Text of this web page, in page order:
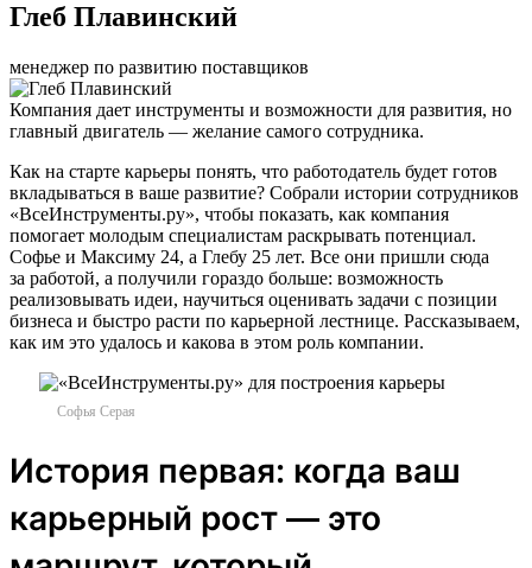
Глеб Плавинский
менеджер по развитию поставщиков
Компания дает инструменты и возможности для развития, но
главный двигатель — желание самого сотрудника.
Как на старте карьеры понять, что работодатель будет готов
вкладываться в ваше развитие? Собрали истории сотрудников
«ВсеИнструменты.ру», чтобы показать, как компания
помогает молодым специалистам раскрывать потенциал.
Софье и Максиму 24, а Глебу 25 лет. Все они пришли сюда
за работой, а получили гораздо больше: возможность
реализовывать идеи, научиться оценивать задачи с позиции
бизнеса и быстро расти по карьерной лестнице. Рассказываем,
как им это удалось и какова в этом роль компании.
Софья Серая
История первая: когда ваш
карьерный рост — это